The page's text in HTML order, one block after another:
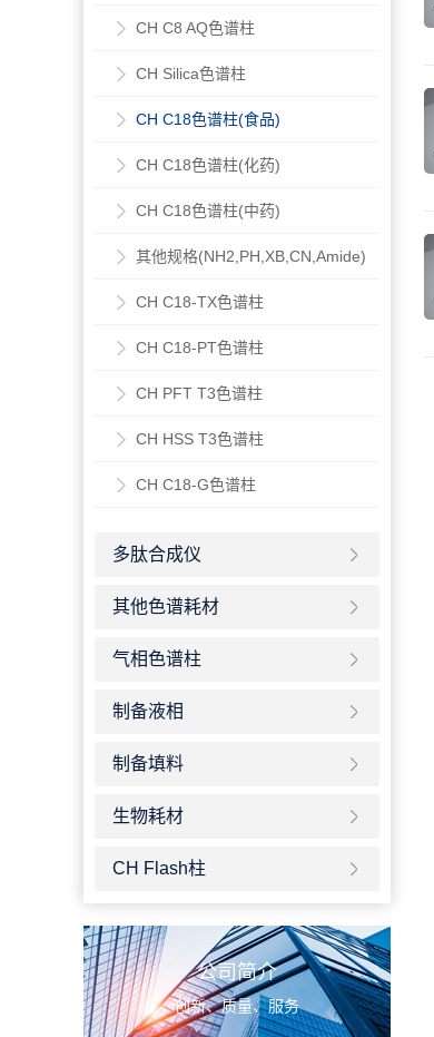
CH C8 AQ色谱柱
CH Silica色谱柱
CH C18色谱柱(食品)
CH C18色谱柱(化药)
CH C18色谱柱(中药)
其他规格(NH2,PH,XB,CN,Amide)
CH C18-TX色谱柱
CH C18-PT⾊谱柱
CH PFT T3⾊谱柱
CH HSS T3⾊谱柱
CH C18-G⾊谱柱
多肽合成仪
其他色谱耗材
气相色谱柱
制备液相
制备填料
生物耗材
CH Flash柱
公司简介
创新、质量、服务